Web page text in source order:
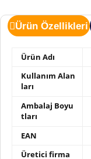
Ürün Özellikleri
Ürün Adı
Kullanım Alan
ları
Ambalaj Boyu
tları
EAN
Üretici firma